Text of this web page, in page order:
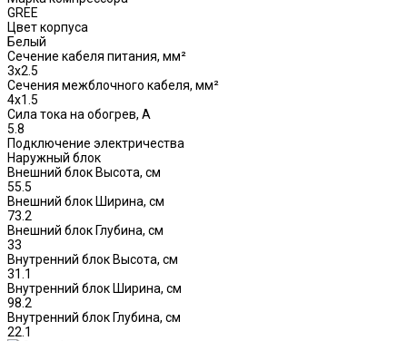
GREE
Цвет корпуса
Белый
Сечение кабеля питания, мм²
3x2.5
Сечения межблочного кабеля, мм²
4x1.5
Сила тока на обогрев, А
5.8
Подключение электричества
Наружный блок
Внешний блок Высота, см
55.5
Внешний блок Ширина, см
73.2
Внешний блок Глубина, см
33
Внутренний блок Высота, см
31.1
Внутренний блок Ширина, см
98.2
Внутренний блок Глубина, см
22.1